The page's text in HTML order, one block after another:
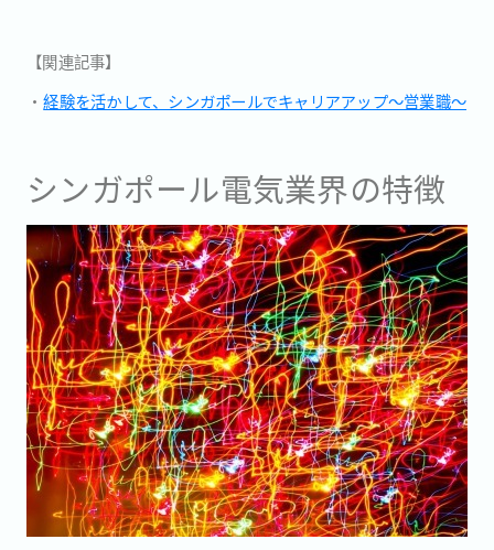
【関連記事】
・経験を活かして、シンガポールでキャリアアップ～営業職～
シンガポール電気業界の特徴